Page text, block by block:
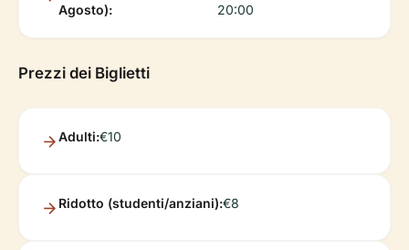
Agosto):
20:00
Prezzi dei Biglietti
Adulti:€10
Ridotto (studenti/anziani):€8